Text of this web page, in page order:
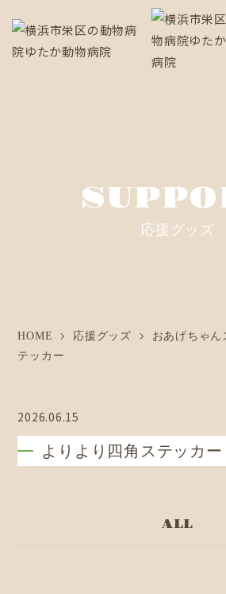
応援グッズ
HOME 応援グッズ おあげちゃん
テッカー
2026.06.15
よりより四角ステッカー
ALL